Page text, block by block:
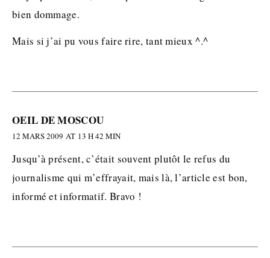
bien dommage.
Mais si j’ai pu vous faire rire, tant mieux ^.^
OEIL DE MOSCOU
12 MARS 2009 AT 13 H 42 MIN
Jusqu’à présent, c’était souvent plutôt le refus du
journalisme qui m’effrayait, mais là, l’article est bon,
informé et informatif. Bravo !